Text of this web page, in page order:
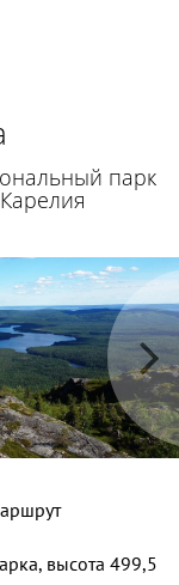
парк
высота 499,5